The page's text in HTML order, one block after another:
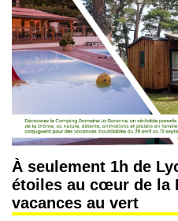
À seulement 1h de
étoiles au cœur de la
vacances au vert